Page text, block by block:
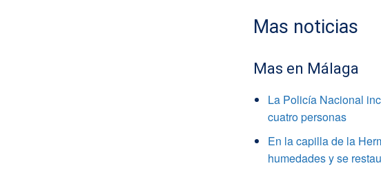
Mas noticias
Mas en Málaga
La Policía Nacional
cuatro personas
En la capilla de la
humedades y se